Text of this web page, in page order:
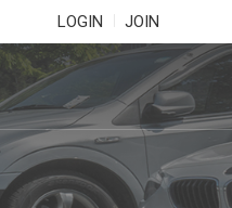
LOGIN JOIN